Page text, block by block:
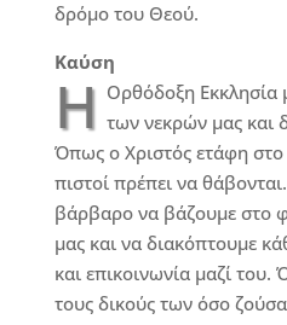
δρόμο του Θεού.
Καύση
Η Ορθόδοξη Εκκλησία
των νεκρών μας και
Όπως ο Χριστός ετάφη στο
πιστοί πρέπει να
βάρβαρο να βάζουμε στο
μας και να διακόπτουμε
και επικοινωνία μαζί
τους δικούς των όσο